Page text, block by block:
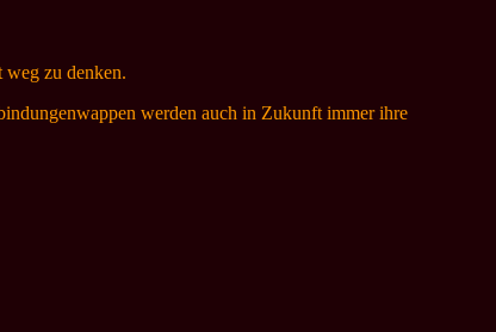
weg zu denken.
werden auch in Zukunft immer ihre